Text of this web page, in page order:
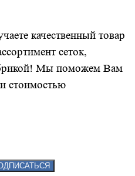
качественный товар
сеток,
Мы поможем Вам
стоимостью